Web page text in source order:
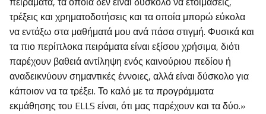
τρέξεις και χρηματοδοτήσεις και τα οποία μπορώ εύκολα
να εντάξω στα μαθήματά μου ανά πάσα στιγμή. Φυσικά και
τα πιο περίπλοκα πειράματα είναι εξίσου χρήσιμα, διότι
παρέχουν βαθειά αντίληψη ενός καινούριου πεδίου ή
αναδεικνύουν σημαντικές έννοιες, αλλά είναι δύσκολο για
κάποιον να τα τρέξει. Το καλό με τα προγράμματα
εκμάθησης του ELLS είναι, ότι μας παρέχουν και τα δύο.»